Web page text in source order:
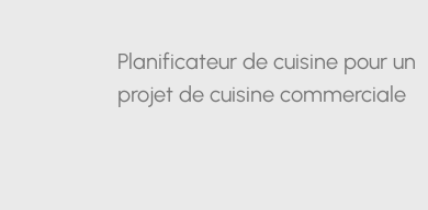
Planificateur de cuisine pour un
projet de cuisine commerciale